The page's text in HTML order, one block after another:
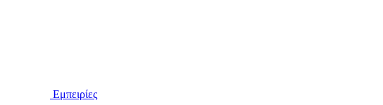
Εμπειρίες